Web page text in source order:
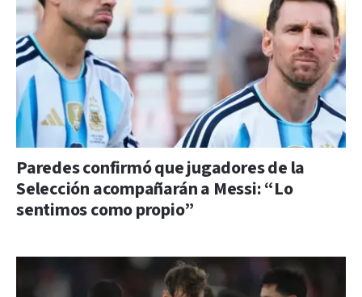
Paredes confirmó que jugadores de la
Selección acompañarán a Messi: “Lo
sentimos como propio”